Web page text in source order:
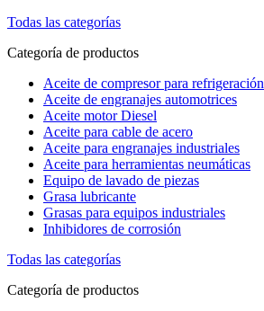
Todas las categorías
Categoría de productos
Aceite de compresor para refrigeración
Aceite de engranajes automotrices
Aceite motor Diesel
Aceite para cable de acero
Aceite para engranajes industriales
Aceite para herramientas neumáticas
Equipo de lavado de piezas
Grasa lubricante
Grasas para equipos industriales
Inhibidores de corrosión
Todas las categorías
Categoría de productos